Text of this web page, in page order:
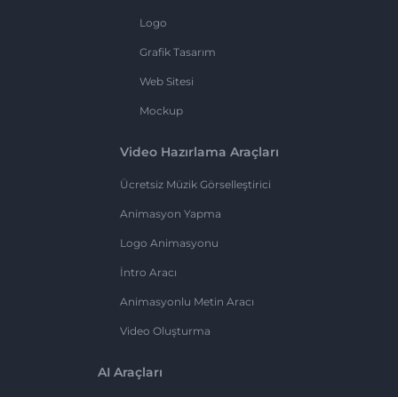
Logo
Grafik Tasarım
Web Sitesi
Mockup
Video Hazırlama Araçları
Ücretsiz Müzik Görselleştirici
Animasyon Yapma
Logo Animasyonu
İntro Aracı
Animasyonlu Metin Aracı
Video Oluşturma
AI Araçları